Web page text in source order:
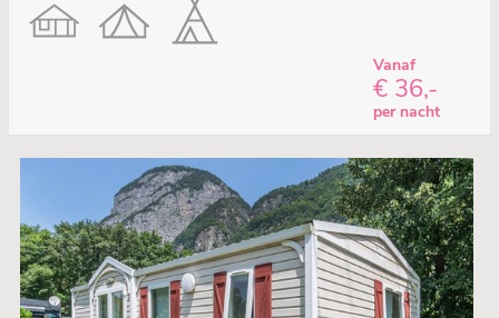
Vanaf
€ 36,-
per nacht